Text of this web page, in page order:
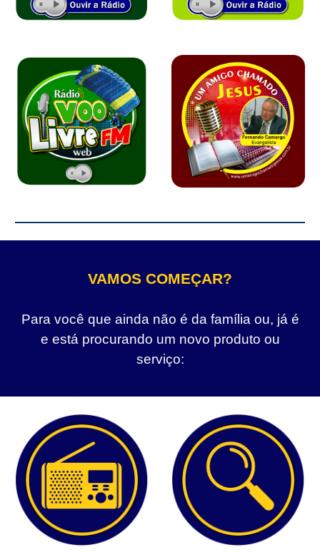
VAMOS COMEÇAR?
Para você que ainda não é da família ou, já é
e está procurando um novo produto ou
serviço: